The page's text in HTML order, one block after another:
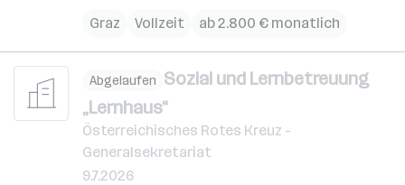
Graz
Vollzeit ab 2.800 € monatlich
Abgelaufen Sozial und Lernbetreuung
„Lernhaus“
Österreichisches Rotes Kreuz -
Generalsekretariat
9.7.2026